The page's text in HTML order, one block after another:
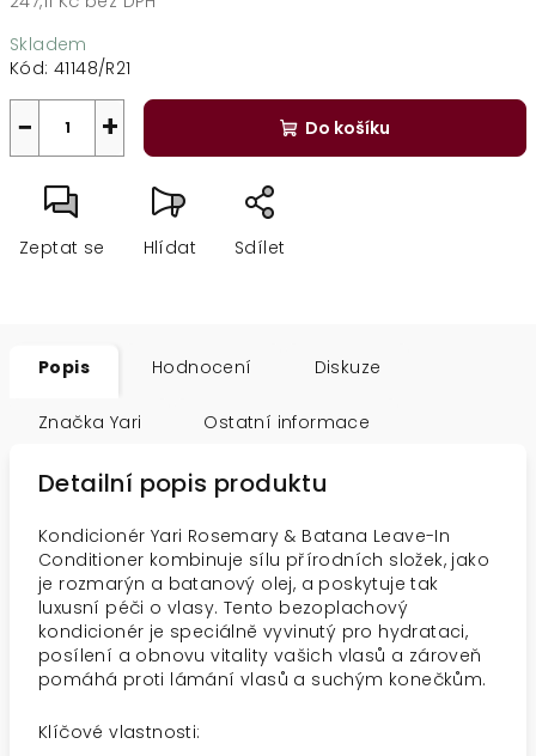
cena:
Skladem
Kód: 41148/R21
+
− Do košíku
Zeptat se Hlídat Sdílet
Popis Hodnocení Diskuze
Značka Yari Ostatní informace
Detailní popis produktu
Kondicionér Yari Rosemary & Batana Leave-In
Conditioner kombinuje sílu přírodních složek, jako
je rozmarýn a batanový olej, a poskytuje tak
luxusní péči o vlasy. Tento bezoplachový
kondicionér je speciálně vyvinutý pro hydrataci,
posílení a obnovu vitality vašich vlasů a zároveň
pomáhá proti lámání vlasů a suchým konečkům.
Klíčové vlastnosti: